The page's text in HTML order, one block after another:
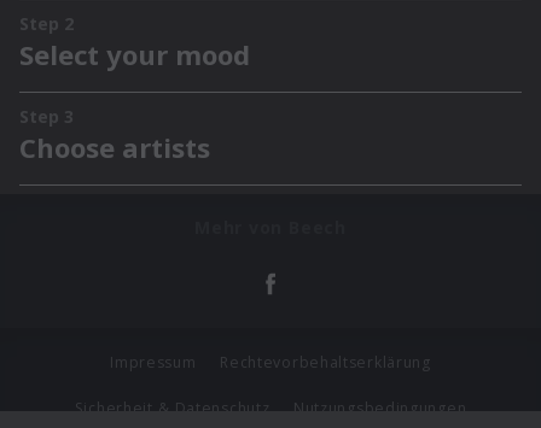
Impressum Rechtevorbehaltserklärung
Sicherheit & Datenschutz Nutzungsbedingungen